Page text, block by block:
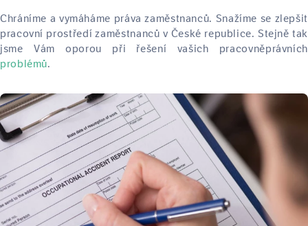
Chráníme a vymáháme práva zaměstnanců. Snažíme se zlepšit
pracovní prostředí zaměstnanců v České republice. Stejně tak
jsme Vám oporou při řešení vašich pracovněprávních
problémů.